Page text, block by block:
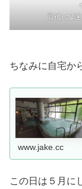
最後は2
ちなみに自宅か
www.jake.cc
この日は５月に